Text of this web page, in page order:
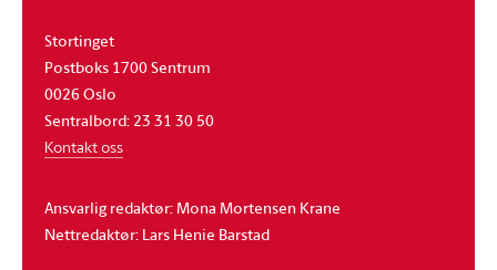
Stortinget
Postboks 1700 Sentrum
0026 Oslo
Sentralbord: 23 31 30 50
Kontakt oss
Ansvarlig redaktør: Mona Mortensen Krane
Nettredaktør: Lars Henie Barstad